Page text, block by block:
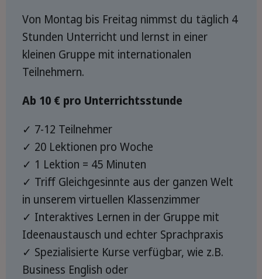
Von Montag bis Freitag nimmst du täglich 4
Stunden Unterricht und lernst in einer
kleinen Gruppe mit internationalen
Teilnehmern.
Ab 10 € pro Unterrichtsstunde
✓ 7-12 Teilnehmer
✓ 20 Lektionen pro Woche
✓ 1 Lektion = 45 Minuten
✓ Triff Gleichgesinnte aus der ganzen Welt
in unserem virtuellen Klassenzimmer
✓ Interaktives Lernen in der Gruppe mit
Ideenaustausch und echter Sprachpraxis
✓ Spezialisierte Kurse verfügbar, wie z.B.
Business English oder